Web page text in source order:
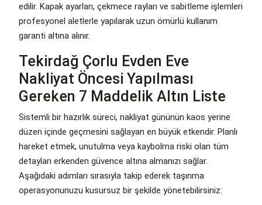
edilir. Kapak ayarları, çekmece rayları ve sabitleme işlemleri
profesyonel aletlerle yapılarak uzun ömürlü kullanım
garanti altına alınır.
Tekirdağ Çorlu Evden Eve
Nakliyat Öncesi Yapılması
Gereken 7 Maddelik Altın Liste
Sistemli bir hazırlık süreci, nakliyat gününün kaos yerine
düzen içinde geçmesini sağlayan en büyük etkendir. Planlı
hareket etmek, unutulma veya kaybolma riski olan tüm
detayları erkenden güvence altına almanızı sağlar.
Aşağıdaki adımları sırasıyla takip ederek taşınma
operasyonunuzu kusursuz bir şekilde yönetebilirsiniz: